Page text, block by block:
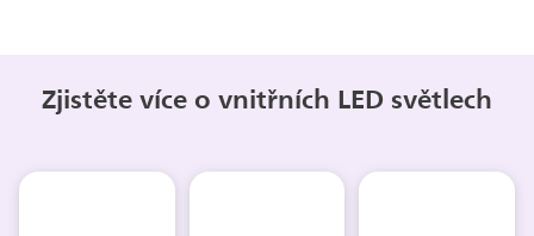
Zjistěte více o vnitřních LED světlech